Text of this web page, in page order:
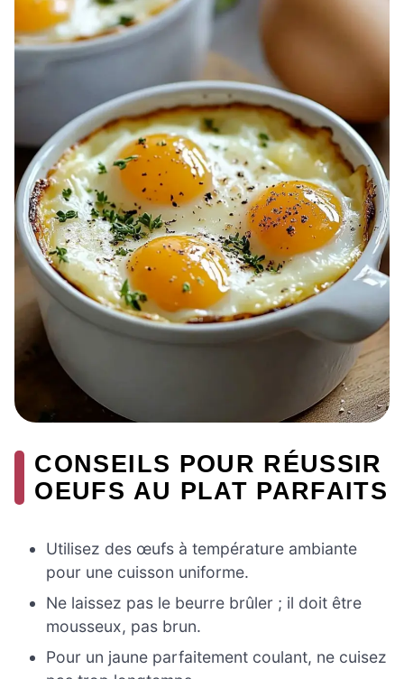
CONSEILS POUR RÉUSSIR
OEUFS AU PLAT PARFAITS
Utilisez des œufs à température ambiante
pour une cuisson uniforme.
Ne laissez pas le beurre brûler ; il doit être
mousseux, pas brun.
Pour un jaune parfaitement coulant, ne cuisez